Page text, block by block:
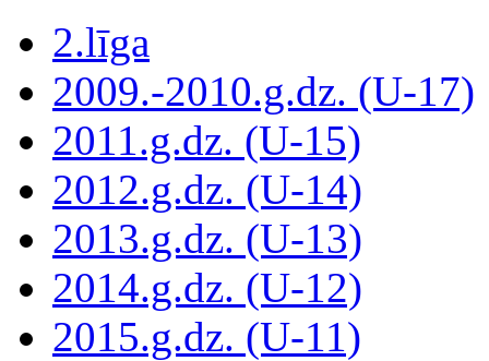
2.līga
2009.-2010.g.dz. (U-17)
2011.g.dz. (U-15)
2012.g.dz. (U-14)
2013.g.dz. (U-13)
2014.g.dz. (U-12)
2015.g.dz. (U-11)